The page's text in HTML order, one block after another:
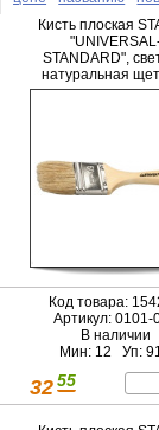
Кисть плоская
STANDARD",
натуральная
деревянная
Код товара:
Артикул: 0101-
В наличии
Мин: 12 Уп:
32 55